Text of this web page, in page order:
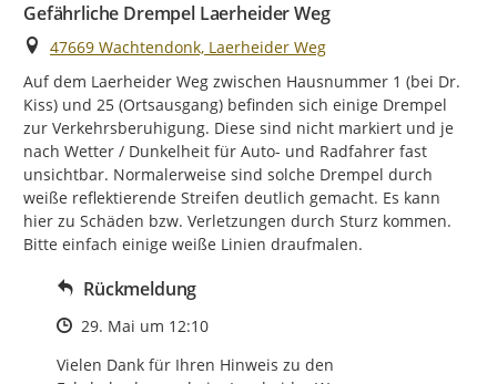
Gefährliche Drempel Laerheider Weg
Ort
47669 Wachtendonk, Laerheider Weg
Auf dem Laerheider Weg zwischen Hausnummer 1 (bei Dr.
Kiss) und 25 (Ortsausgang) befinden sich einige Drempel
zur Verkehrsberuhigung. Diese sind nicht markiert und je
nach Wetter / Dunkelheit für Auto- und Radfahrer fast
unsichtbar. Normalerweise sind solche Drempel durch
weiße reflektierende Streifen deutlich gemacht. Es kann
hier zu Schäden bzw. Verletzungen durch Sturz kommen.
Bitte einfach einige weiße Linien draufmalen.
Rückmeldung
Zeitpunkt des Erstellens
29. Mai um 12:10
Vielen Dank für Ihren Hinweis zu den